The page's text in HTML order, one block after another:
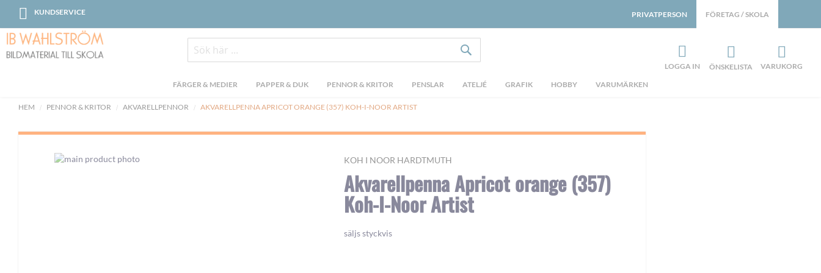
KUNDSERVICESkip
Content
Sök
FÄRGER & MEDIER PAPPER & DUK PENNOR & KRITOR PENSLAR ATELJÉ GRAFIK HOBBY VARUMÄRKEN
FÖRETAG / SKOLA
PRIVATPERSON
LOGGA IN ÖNSKELISTA VARUKORG
HEM PENNOR & KRITOR AKVARELLPENNOR AKVARELLPENNA APRICOT ORANGE (357) KOH-I-NOOR ARTIST
KOH I NOOR HARDTMUTH
Akvarellpenna Apricot orange (357)
Koh-I-Noor Artist
säljs styckvis